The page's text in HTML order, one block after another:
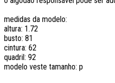
medidas da modelo:
altura: 1.72
busto: 81
cintura: 62
quadril: 92
modelo veste tamanho: p